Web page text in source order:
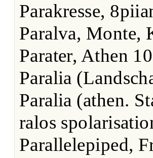
Parakresse,
Paralva, Monte,
Parater, Athen
Paralia
Paralia (athen.
ralos
Parallelepiped,